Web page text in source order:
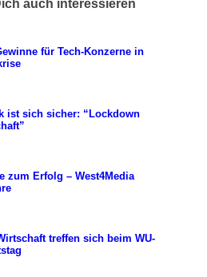
auch interessieren
für Tech-Konzerne in
ist sich sicher: “Lockdown
zum Erfolg – West4Media
treffen sich beim WU-